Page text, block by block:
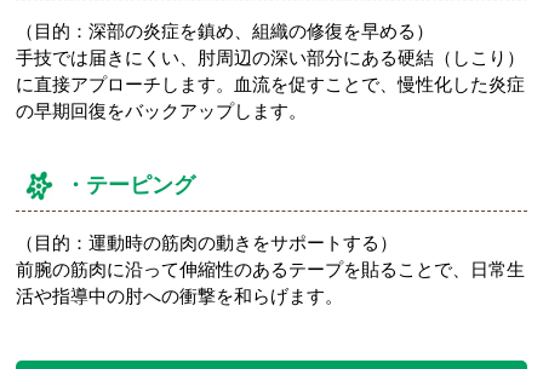
（目的：深部の炎症を鎮め、組織の修復を早める）
手技では届きにくい、肘周辺の深い部分にある硬結（しこり）
に直接アプローチします。血流を促すことで、慢性化した炎症
の早期回復をバックアップします。
・テーピング
（目的：運動時の筋肉の動きをサポートする）
前腕の筋肉に沿って伸縮性のあるテープを貼ることで、日常生
活や指導中の肘への衝撃を和らげます。